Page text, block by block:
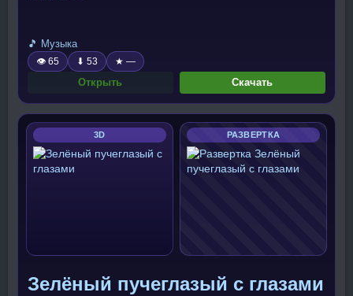
🎵 Музыка
👁 65 ⬇ 53 ★ —
Открыть Скачать
3D РАЗВЕРТКА
Зелёный пучеглазый с глазами